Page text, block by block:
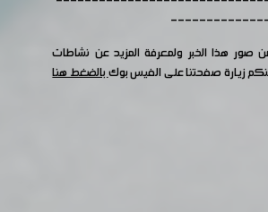
صور هذا الخبر ولمعرفة المزيد عن نشاطات
زيارة صفحتنا على الفيس بوكبالضغط هنا